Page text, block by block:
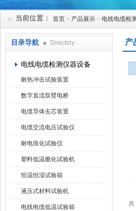
当前位置： 首页 > 产品展示 > 电线电缆检
目录导航 Directory
电线电缆检测仪器设备
耐热冲击试验装置
数字直流双臂电桥
电缆导体去芯装置
电缆交流电压试验仪
耐电痕化试验仪
塑料低温脆化试验机
恒温恒湿试验箱
液压式材料试验机
电线电缆低温试验箱
产
共